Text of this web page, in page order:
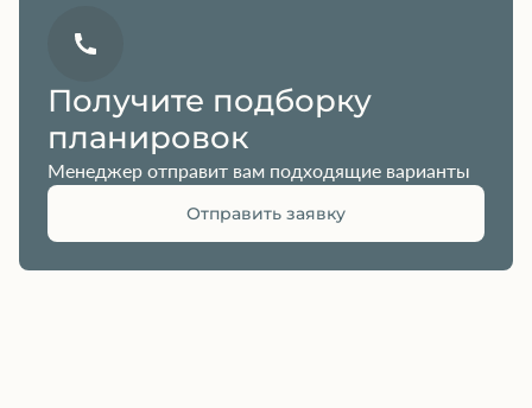
Получите подборку
планировок
Менеджер отправит вам подходящие варианты
Отправить заявку